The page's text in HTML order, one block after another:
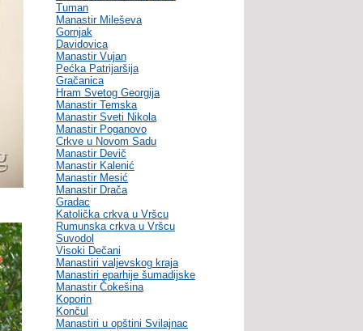
Tuman
Manastir Mileševa
Gornjak
Davidovica
Manastir Vujan
Pećka Patrijaršija
Gračanica
Hram Svetog Georgija
Manastir Temska
Manastir Sveti Nikola
Manastir Poganovo
Crkve u Novom Sadu
Manastir Devič
Manastir Kalenić
Manastir Mesić
Manastir Drača
Gradac
Katolička crkva u Vršcu
Rumunska crkva u Vršcu
Suvodol
Visoki Dečani
Manastiri valjevskog kraja
Manastiri eparhije šumadijske
Manastir Čokešina
Koporin
Končul
Manastiri u opštini Svilajnac